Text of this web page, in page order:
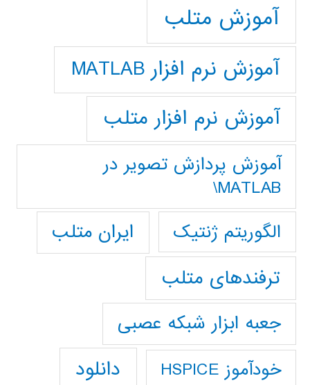
آموزش متلب
آموزش نرم افزار MATLAB
آموزش نرم افزار متلب
آموزش پردازش تصوير در
MATLAB\
الگوریتم ژنتیک
ایران متلب
ترفندهای متلب
جعبه ابزار شبکه عصبی
خودآموز HSPICE دانلود